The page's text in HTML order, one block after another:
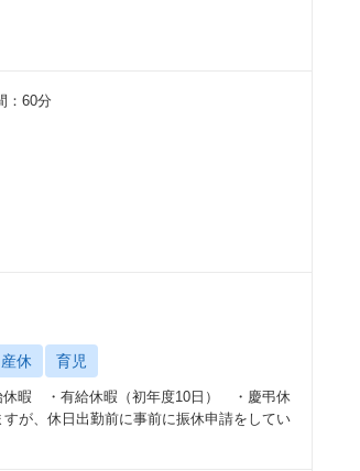
：60分
産休 育児
休暇 ・有給休暇（初年度10日） ・慶弔休
が、休日出勤前に事前に振休申請をしてい